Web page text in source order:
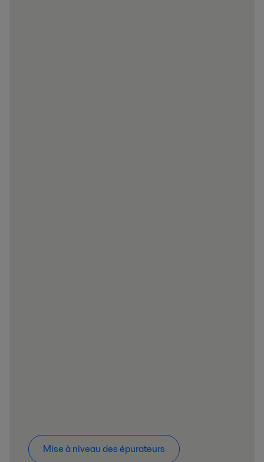
Mise à niveau des épurateurs